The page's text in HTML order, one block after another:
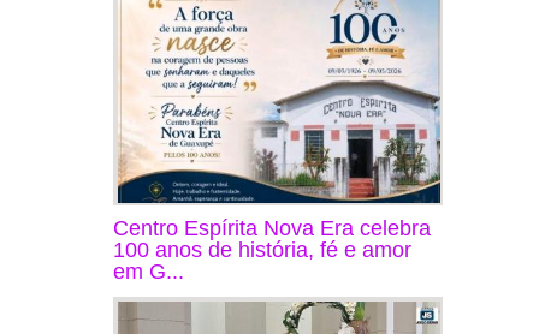
Centro Espírita Nova Era celebra
100 anos de história, fé e amor
em G...